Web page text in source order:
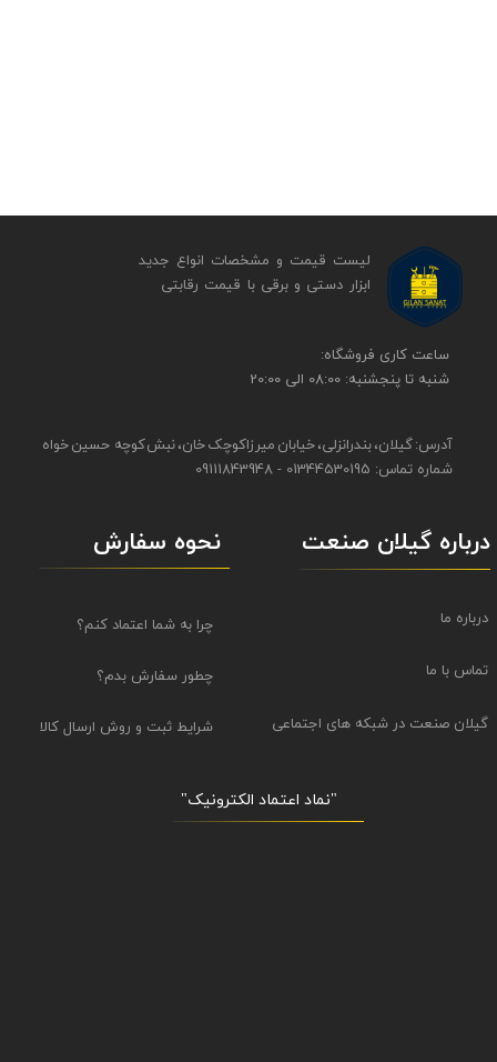
​​ساعت کاری فروشگاه:
شنبه تا پنجشنبه: 08:00 الی 20:00
آدرس: گیلان، بندرانزلی، خیابان میرزاکوچک خان، نبش کوچه حسین خواه
شماره تماس: 01344530195 - 09111843948
لیست قیمت و مشخصات انواع جدید
ابزار دستی و برقی ​​​​​​​با قیمت رقابتی
نحوه سفارش
چرا به شما اعتماد کنم؟
چطور سفارش بدم؟
شرایط ثبت و روش ارسال کالا
"نماد اعتماد الکترونیک​​​​​​​"
درباره گیلان صنعت
درباره ما
تماس با ما
گیلان صنعت در شبکه های اجتماعی